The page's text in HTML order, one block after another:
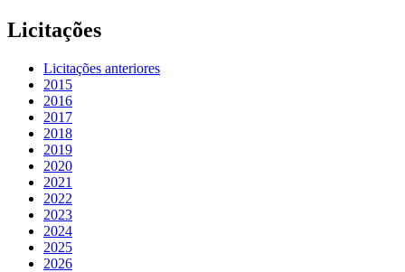
Licitações
Licitações anteriores
2015
2016
2017
2018
2019
2020
2021
2022
2023
2024
2025
2026